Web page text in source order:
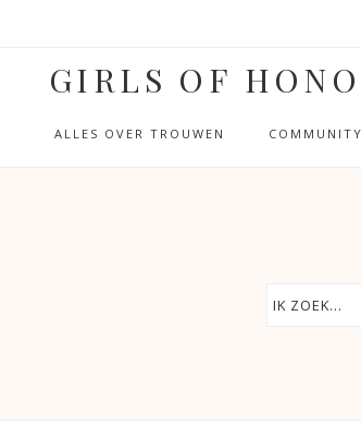
GIRLS OF
ALLES OVER TROUWEN COMMUNITY